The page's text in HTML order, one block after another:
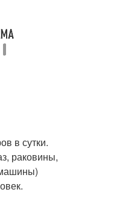
в сутки.
раковины,